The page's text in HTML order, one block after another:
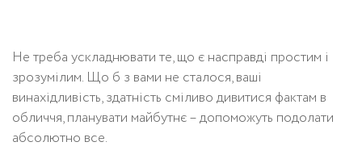
Не треба ускладнювати те, що є насправді простим і
зрозумілим. Що б з вами не сталося, ваші
винахідливість, здатність сміливо дивитися фактам в
обличчя, планувати майбутнє – допоможуть подолати
абсолютно все.